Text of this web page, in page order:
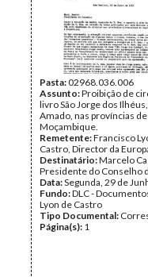
Pasta:02968.036.006
Assunto:Proibição de
livro São Jorge dos
Amado, nas províncias
Moçambique.
Remetente:Francisco
Castro, Director da
Destinatário:Marcelo
Presidente do Conselho
Data:Segunda, 29 de
Fundo:DLC -
Lyon de Castro
Tipo Documental:
Página(s): 1